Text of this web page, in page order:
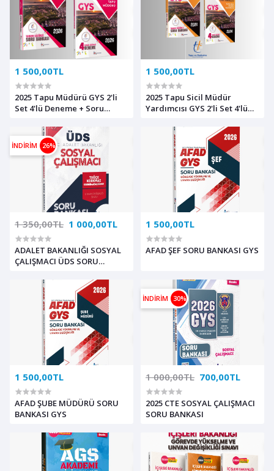
1 500,00TL
2025 Tapu Müdürü GYS 2'li
Set 4'lü Deneme + Soru
1 500,00TL
2025 Tapu Sicil Müdür
Yardımcısı GYS 2'li Set 4'lü
İNDİRİM 26%
1 350,00TL 1 000,00TL
ADALET BAKANLIĞI SOSYAL
ÇALIŞMACI ÜDS SORU
1 500,00TL
AFAD ŞEF SORU BANKASI GYS
1 500,00TL
AFAD ŞUBE MÜDÜRÜ SORU
BANKASI GYS
İNDİRİM 30%
1 000,00TL 700,00TL
2025 CTE SOSYAL ÇALIŞMACI
SORU BANKASI